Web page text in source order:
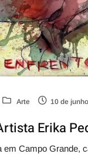
Arte 10 de
Erika
em Campo Grande,